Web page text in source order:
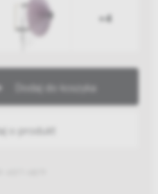
+4
Dodaj do koszyka
o produkt